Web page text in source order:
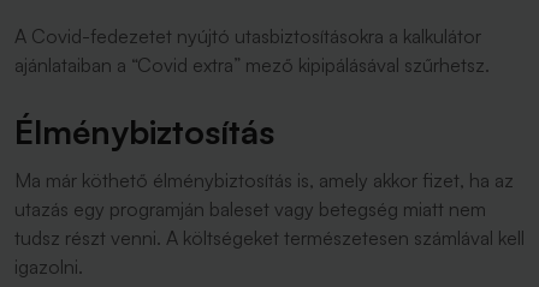
A Covid-fedezetet nyújtó utasbiztosításokra a kalkulátor
ajánlataiban a “Covid extra” mező kipipálásával szűrhetsz.
Élménybiztosítás
Ma már köthető élménybiztosítás is, amely akkor fizet, ha az
utazás egy programján baleset vagy betegség miatt nem
tudsz részt venni. A költségeket természetesen számlával kell
igazolni.